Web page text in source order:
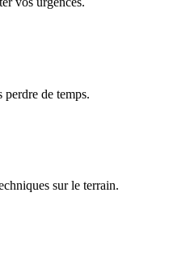
de temps.
sur le terrain.